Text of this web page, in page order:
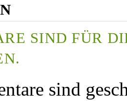
SIND FÜR
sind